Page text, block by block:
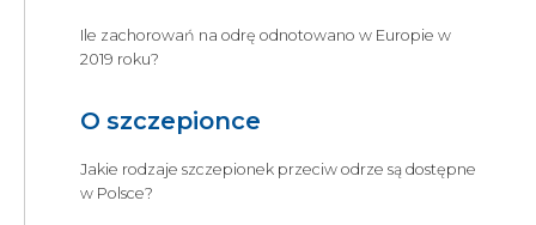
Ile zachorowań na odrę odnotowano w Europie w
2019 roku?
O szczepionce
Jakie rodzaje szczepionek przeciw odrze są dostępne
w Polsce?